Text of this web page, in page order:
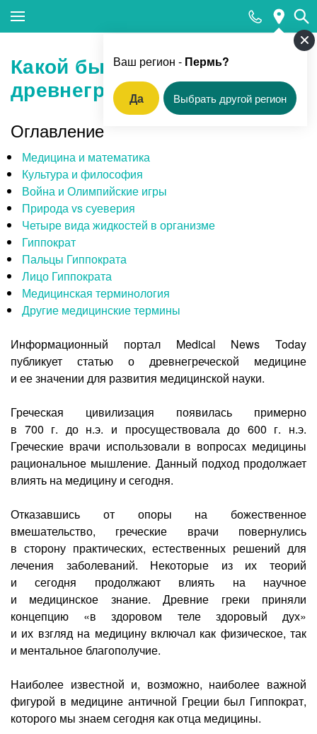
Ваш регион - Пермь?
Да Выбрать другой регион
Популярные запросы
МРТ
КТ
Прием гинеколога
УЗИ
Удаление родинок и папиллом
Приём врача-стоматолога
Какой была
древнегреческая медицина?
Оглавление
Медицина и математика
Культура и философия
Война и Олимпийские игры
Природа vs суеверия
Четыре вида жидкостей в организме
Гиппократ
Пальцы Гиппократа
Лицо Гиппократа
Медицинская терминология
Другие медицинские термины
Информационный портал Medical News Today
публикует статью о древнегреческой медицине
и ее значении для развития медицинской науки.
Греческая цивилизация появилась примерно
в 700 г. до н.э. и просуществовала до 600 г. н.э.
Греческие врачи использовали в вопросах медицины
рациональное мышление. Данный подход продолжает
влиять на медицину и сегодня.
Отказавшись от опоры на божественное
вмешательство, греческие врачи повернулись
в сторону практических, естественных решений для
лечения заболеваний. Некоторые из их теорий
и сегодня продолжают влиять на научное
и медицинское знание. Древние греки приняли
концепцию «в здоровом теле здоровый дух»
и их взгляд на медицину включал как физическое, так
и ментальное благополучие.
Наиболее известной и, возможно, наиболее важной
фигурой в медицине античной Греции был Гиппократ,
которого мы знаем сегодня как отца медицины.